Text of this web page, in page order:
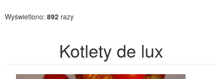
Wyświetlono: 892 razy
Kotlety de lux